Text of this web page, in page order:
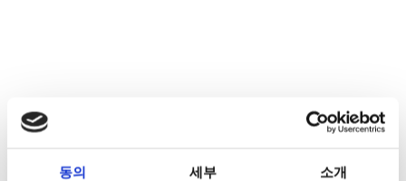
동의 세부 소개